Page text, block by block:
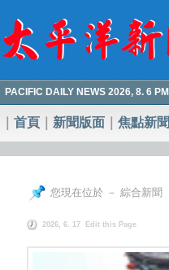
PACIFIC DAILY NEWS 2026, 8. 6
首頁 新聞版面 焦點新聞
您現在位於 － 綜合新聞
2026, 6. 17 Edit this Page